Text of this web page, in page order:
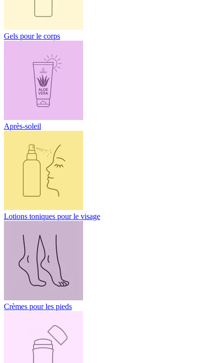
Gels pour le corps
Après-soleil
Lotions toniques pour le visage
Crèmes pour les pieds